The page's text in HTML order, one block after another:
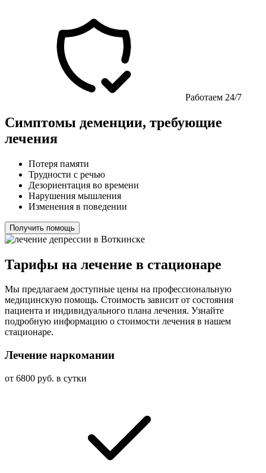
Работаем 24/7
Симптомы деменции, требующие
лечения
Потеря памяти
Трудности с речью
Дезориентация во времени
Нарушения мышления
Изменения в поведении
Получить помощь
Тарифы на лечение в стационаре
Мы предлагаем доступные цены на профессиональную
медицинскую помощь. Стоимость зависит от состояния
пациента и индивидуального плана лечения. Узнайте
подробную информацию о стоимости лечения в нашем
стационаре.
Лечение наркомании
от 6800 руб. в сутки